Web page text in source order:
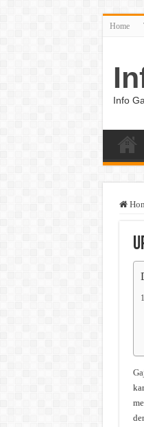
Home
Info